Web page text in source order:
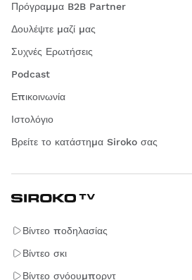
Πρόγραμμα B2B Partner
Δουλέψτε μαζί μας
Συχνές Ερωτήσεις
Podcast
Επικοινωνία
Ιστολόγιο
Βρείτε το κατάστημα Siroko σας
Βίντεο ποδηλασίας
Βίντεο σκι
Βίντεο σνόουμπορντ